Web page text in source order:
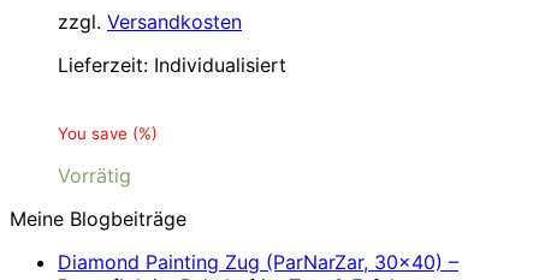
zzgl. Versandkosten
Lieferzeit: Individualisiert
You save (%)
Vorrätig
Meine Blogbeiträge
Diamond Painting Zug (ParNarZar, 30×40) –